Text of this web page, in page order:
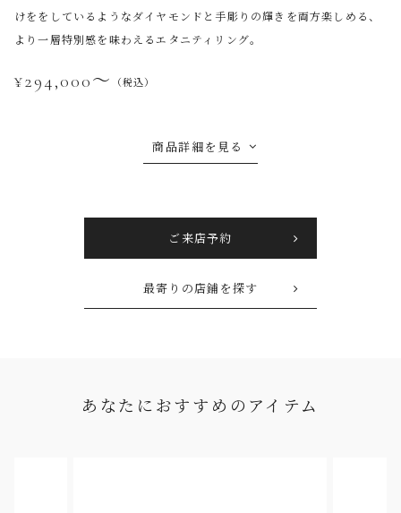
けををしているようなダイヤモンドと手彫りの輝きを両方楽しめる、
より一層特別感を味わえるエタニティリング。
¥294,000〜 （税込）
商品詳細を見る
ご来店予約
最寄りの店鋪を探す
あなたにおすすめのアイテム